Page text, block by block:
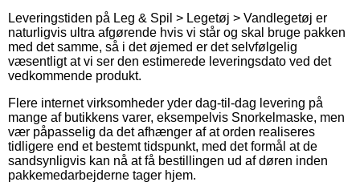
Leveringstiden på Leg & Spil > Legetøj > Vandlegetøj er
naturligvis ultra afgørende hvis vi står og skal bruge pakken
med det samme, så i det øjemed er det selvfølgelig
væsentligt at vi ser den estimerede leveringsdato ved det
vedkommende produkt.
Flere internet virksomheder yder dag-til-dag levering på
mange af butikkens varer, eksempelvis Snorkelmaske, men
vær påpasselig da det afhænger af at orden realiseres
tidligere end et bestemt tidspunkt, med det formål at de
sandsynligvis kan nå at få bestillingen ud af døren inden
pakkemedarbejderne tager hjem.